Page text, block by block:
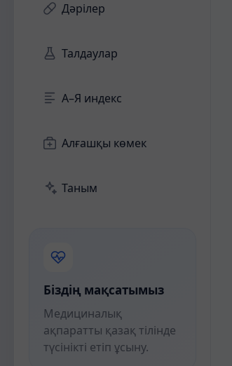
Дәрілер
Талдаулар
А–Я индекс
Алғашқы көмек
Таным
Біздің мақсатымыз
Медициналық
ақпаратты қазақ тілінде
түсінікті етіп ұсыну.